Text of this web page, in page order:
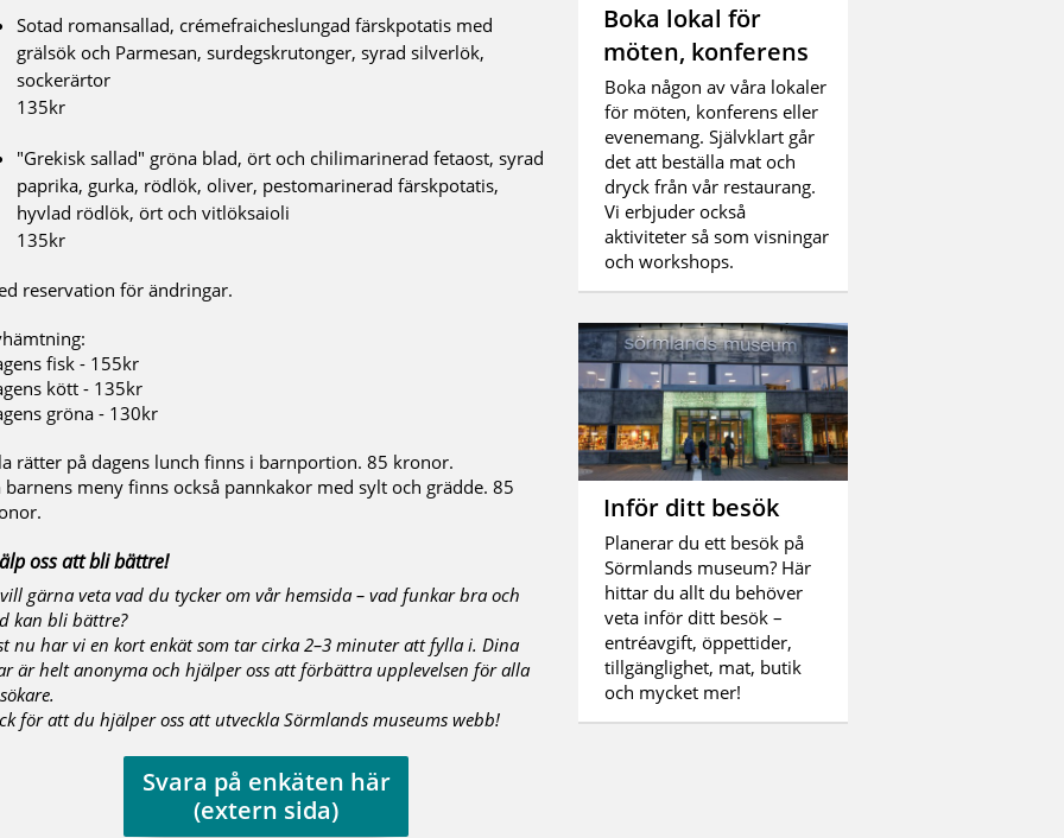
Sotad romansallad, crémefraicheslungad färskpotatis med
grälsök och Parmesan, surdegskrutonger, syrad silverlök,
sockerärtor
135kr
"Grekisk sallad" gröna blad, ört och chilimarinerad fetaost, syrad
paprika, gurka, rödlök, oliver, pestomarinerad färskpotatis,
hyvlad rödlök, ört och vitlöksaioli
135kr
reservation för ändringar.
fisk - 155kr
kött - 135kr
gröna - 130kr
rätter på dagens lunch finns i barnportion. 85 kronor.
barnens meny finns också pannkakor med sylt och grädde. 85
oss att bli bättre!
gärna veta vad du tycker om vår hemsida – vad funkar bra och
kan bli bättre?
nu har vi en kort enkät som tar cirka 2–3 minuter att fylla i. Dina
är helt anonyma och hjälper oss att förbättra upplevelsen för alla
för att du hjälper oss att utveckla Sörmlands museums webb!
Svara på enkäten här
(extern sida)
Boka lokal för
möten, konferens
Boka någon av våra lokaler
för möten, konferens eller
evenemang. Självklart går
det att beställa mat och
dryck från vår restaurang.
Vi erbjuder också
aktiviteter så som visningar
och workshops.
Inför ditt besök
Planerar du ett besök på
Sörmlands museum? Här
hittar du allt du behöver
veta inför ditt besök –
entréavgift, öppettider,
tillgänglighet, mat, butik
och mycket mer!